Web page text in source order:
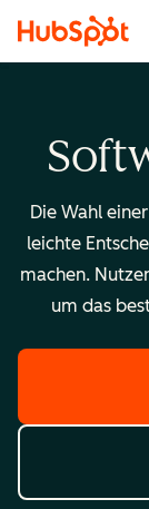
Die Wahl
leichte
machen.
um das